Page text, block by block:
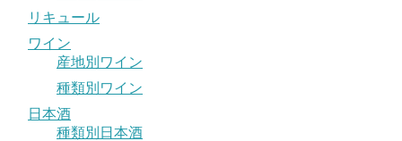
リキュール
ワイン
産地別ワイン
種類別ワイン
日本酒
種類別日本酒